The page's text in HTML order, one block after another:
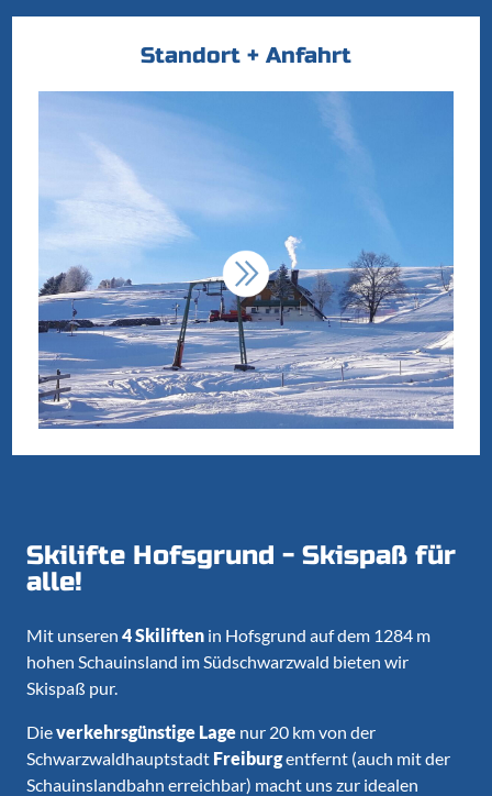
Standort + Anfahrt
Skilifte Hofsgrund - Skispaß für
alle!
Mit unseren 4 Skiliften in Hofsgrund auf dem 1284 m
hohen Schauinsland im Südschwarzwald bieten wir
Skispaß pur.
Dieverkehrsgünstige Lage nur 20 km von der
Schwarzwaldhauptstadt Freiburgentfernt (auch mit der
Schauinslandbahn erreichbar) macht uns zur idealen